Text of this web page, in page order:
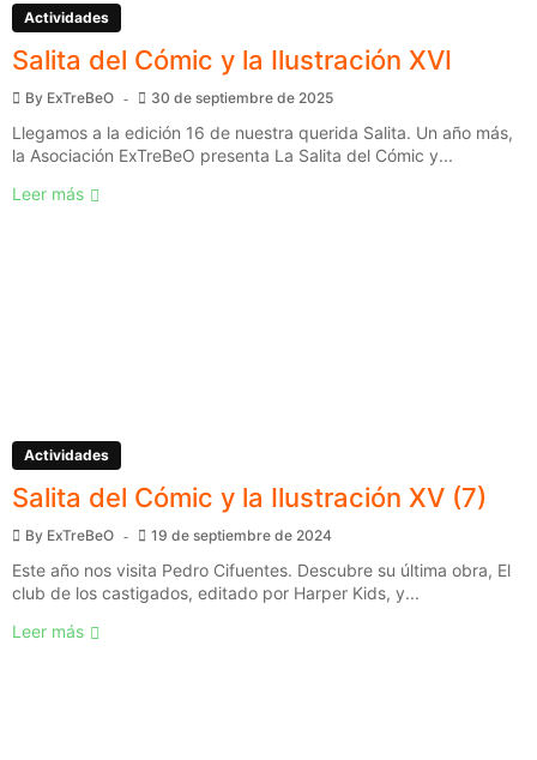
Actividades
Salita del Cómic y la Ilustración XVI
By ExTreBeO 30 de septiembre de 2025
Llegamos a la edición 16 de nuestra querida Salita. Un año más,
la Asociación ExTreBeO presenta La Salita del Cómic y...
Leer más
Actividades
Salita del Cómic y la Ilustración XV (7)
By ExTreBeO 19 de septiembre de 2024
Este año nos visita Pedro Cifuentes. Descubre su última obra, El
club de los castigados, editado por Harper Kids, y...
Leer más